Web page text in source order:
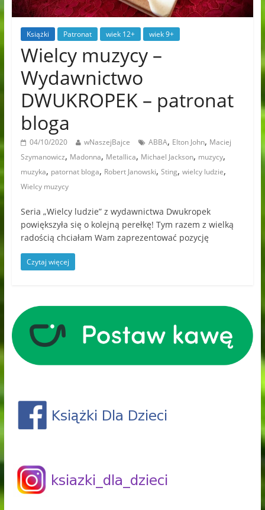
Książki Patronat wiek 12+ wiek 9+
Wielcy muzycy –
Wydawnictwo
DWUKROPEK – patronat
bloga
04/10/2020 wNaszejBajce ABBA, Elton John, Maciej
Szymanowicz, Madonna, Metallica, Michael Jackson, muzycy,
muzyka, patornat bloga, Robert Janowski, Sting, wielcy ludzie,
Wielcy muzycy
Seria „Wielcy ludzie” z wydawnictwa Dwukropek
powiększyła się o kolejną perełkę! Tym razem z wielką
radością chciałam Wam zaprezentować pozycję
Czytaj więcej